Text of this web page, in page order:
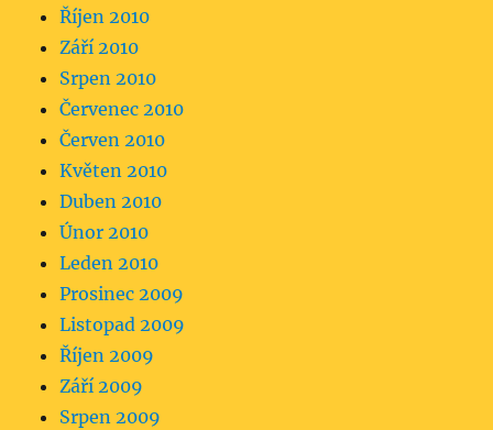
Říjen 2010
Září 2010
Srpen 2010
Červenec 2010
Červen 2010
Květen 2010
Duben 2010
Únor 2010
Leden 2010
Prosinec 2009
Listopad 2009
Říjen 2009
Září 2009
Srpen 2009